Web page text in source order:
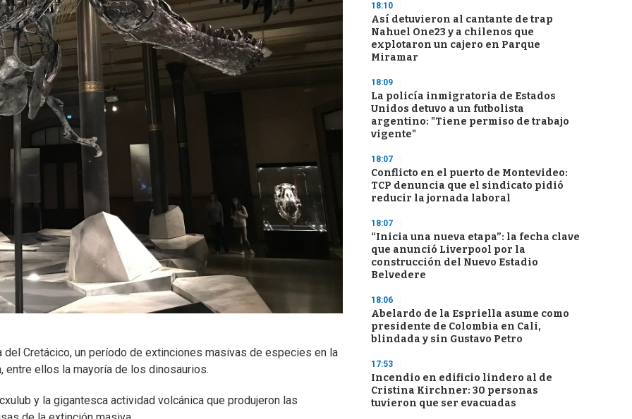
Cretácico, un período de extinciones masivas de especies en la
ellos la mayoría de los dinosaurios.
y la gigantesca actividad volcánica que produjeron las
18:10
Así detuvieron al cantante de trap
Nahuel One23 y a chilenos que
explotaron un cajero en Parque
Miramar
18:09
La policía inmigratoria de Estados
Unidos detuvo a un futbolista
argentino: "Tiene permiso de trabajo
vigente"
18:07
Conflicto en el puerto de Montevideo:
TCP denuncia que el sindicato pidió
reducir la jornada laboral
18:07
“Inicia una nueva etapa”: la fecha clave
que anunció Liverpool por la
construcción del Nuevo Estadio
Belvedere
18:06
Abelardo de la Espriella asume como
presidente de Colombia en Cali,
blindada y sin Gustavo Petro
17:53
Incendio en edificio lindero al de
Cristina Kirchner: 30 personas
tuvieron que ser evacuadas